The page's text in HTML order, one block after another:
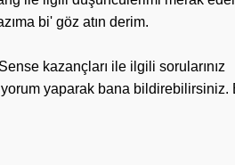
bi' göz atın derim.
kazançları ile ilgili sorularınız
yorum yaparak bana bildirebilirsiniz.